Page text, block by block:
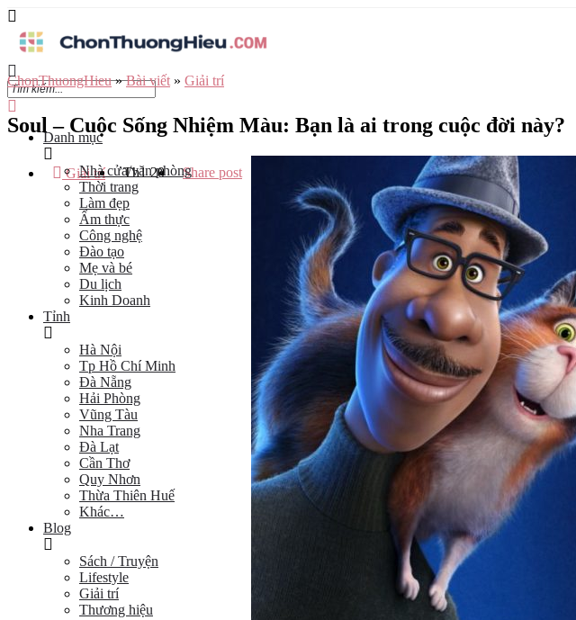
Danh mục
Nhà cửa/văn phòng
Thời trang
Làm đẹp
Ẩm thực
Công nghệ
Đào tạo
Mẹ và bé
Du lịch
Kinh Doanh
Tỉnh
Hà Nội
Tp Hồ Chí Minh
Đà Nẵng
Hải Phòng
Vũng Tàu
Nha Trang
Đà Lạt
Cần Thơ
Quy Nhơn
Thừa Thiên Huế
Khác…
Blog
Sách / Truyện
Lifestyle
Giải trí
Thương hiệu
ChonThuongHieu»Bài viết » Giải trí
Soul – Cuộc Sống Nhiệm Màu: Bạn là ai trong cuộc đời này?
Giải trí Th1 20 Share post